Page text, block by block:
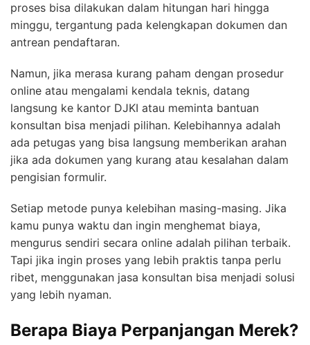
proses bisa dilakukan dalam hitungan hari hingga
minggu, tergantung pada kelengkapan dokumen dan
antrean pendaftaran.
Namun, jika merasa kurang paham dengan prosedur
online atau mengalami kendala teknis, datang
langsung ke kantor DJKI atau meminta bantuan
konsultan bisa menjadi pilihan. Kelebihannya adalah
ada petugas yang bisa langsung memberikan arahan
jika ada dokumen yang kurang atau kesalahan dalam
pengisian formulir.
Setiap metode punya kelebihan masing-masing. Jika
kamu punya waktu dan ingin menghemat biaya,
mengurus sendiri secara online adalah pilihan terbaik.
Tapi jika ingin proses yang lebih praktis tanpa perlu
ribet, menggunakan jasa konsultan bisa menjadi solusi
yang lebih nyaman.
Berapa Biaya Perpanjangan Merek?